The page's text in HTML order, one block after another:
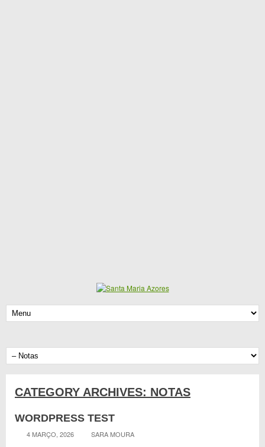
CATEGORY ARCHIVES: NOTAS
WORDPRESS TEST
4 MARÇO, 2026 SARA MOURA